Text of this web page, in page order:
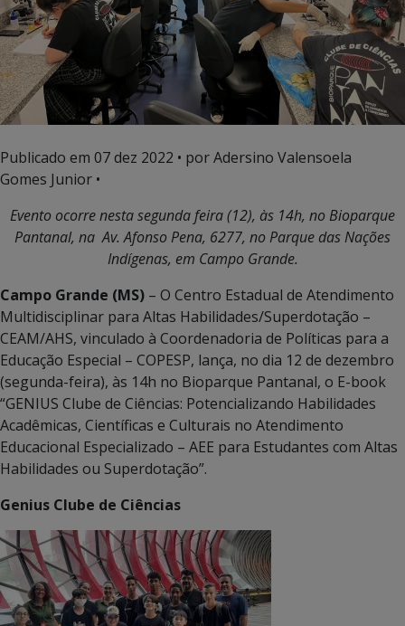
Publicado em 07 dez 2022 • por Adersino Valensoela
Gomes Junior •
Evento ocorre nesta segunda feira (12), às 14h, no Bioparque
Pantanal, na Av. Afonso Pena, 6277, no Parque das Nações
Indígenas, em Campo Grande.
Campo Grande (MS) – O Centro Estadual de Atendimento
Multidisciplinar para Altas Habilidades/Superdotação –
CEAM/AHS, vinculado à Coordenadoria de Políticas para a
Educação Especial – COPESP, lança, no dia 12 de dezembro
(segunda-feira), às 14h no Bioparque Pantanal, o E-book
“GENIUS Clube de Ciências: Potencializando Habilidades
Acadêmicas, Científicas e Culturais no Atendimento
Educacional Especializado – AEE para Estudantes com Altas
Habilidades ou Superdotação”.
Genius Clube de Ciências